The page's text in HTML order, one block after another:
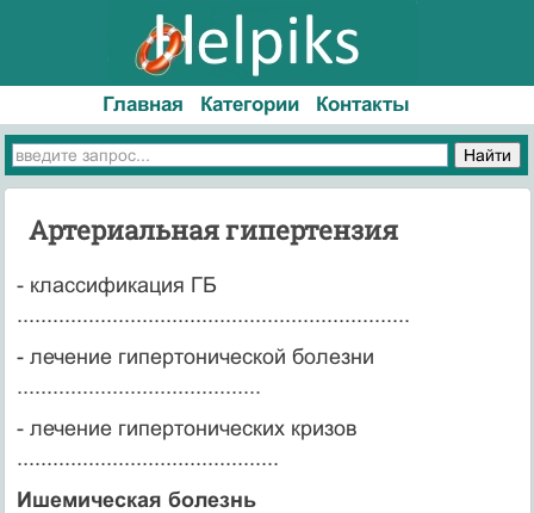
Главная Категории Контакты
Артериальная гипертензия
- классификация ГБ
..................................................................
- лечение гипертонической болезни
.........................................
- лечение гипертонических кризов
............................................
Ишемическая болезнь